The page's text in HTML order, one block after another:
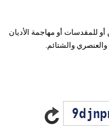
للمقدسات أو مهاجمة الأديان
والعنصري والشتائم.